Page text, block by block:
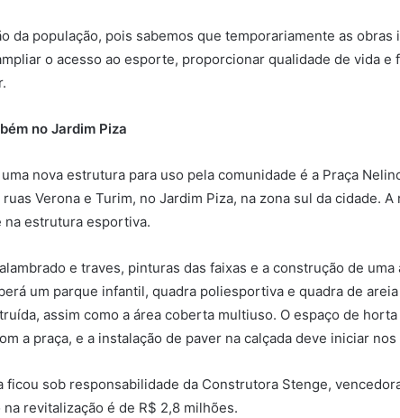
da população, pois sabemos que temporariamente as
o acesso ao esporte, proporcionar qualidade de vida
no Jardim Piza
nova estrutura para uso pela comunidade é a Praça
Verona e Turim, no Jardim Piza, na zona sul da cidade.
na estrutura esportiva.
e traves, pinturas das faixas e a construção de
um parque infantil, quadra poliesportiva e quadra de
assim como a área coberta multiuso. O espaço de
a praça, e a instalação de paver na calçada deve iniciar
ficou sob responsabilidade da Construtora Stenge,
revitalização é de R$ 2,8 milhões.